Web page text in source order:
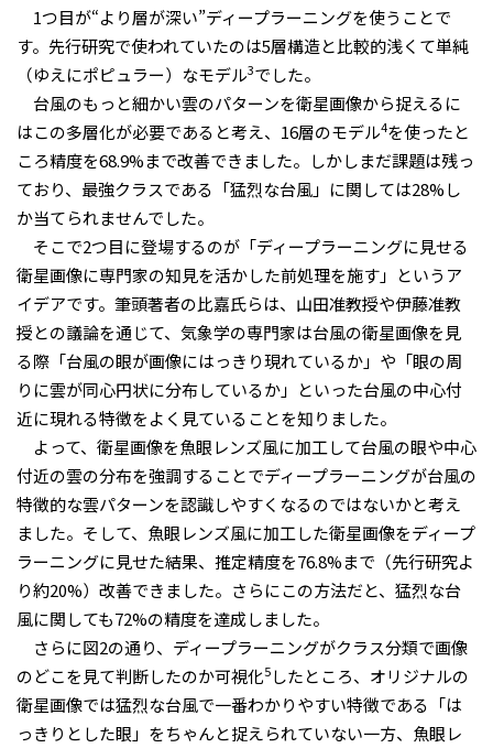
1つ目が“より層が深い”ディープラーニングを使うことで
す。先行研究で使われていたのは5層構造と比較的浅くて単純
（ゆえにポピュラー）なモデル3でした。
台風のもっと細かい雲のパターンを衛星画像から捉えるに
はこの多層化が必要であると考え、 16層のモデル4を使ったと
ころ精度を68.9%まで改善できました。しかしまだ課題は残っ
ており、最強クラスである「猛烈な台風」に関しては28%し
か当てられませんでした。
そこで2つ目に登場するのが「ディープラーニングに見せる
衛星画像に専門家の知見を活かした前処理を施す」というア
イデアです。筆頭著者の比嘉氏らは、山田准教授や伊藤准教
授との議論を通じて、気象学の専門家は台風の衛星画像を見
る際「台風の眼が画像にはっきり現れているか」や「眼の周
りに雲が同心円状に分布しているか」といった台風の中心付
近に現れる特徴をよく見ていることを知りました。
よって、衛星画像を魚眼レンズ風に加工して台風の眼や中心
付近の雲の分布を強調することでディープラーニングが台風の
特徴的な雲パターンを認識しやすくなるのではないかと考え
ました。そして、魚眼レンズ風に加工した衛星画像をディープ
ラーニングに見せた結果、推定精度を76.8%まで（先行研究よ
り約20%）改善できました。さらにこの方法だと、猛烈な台
風に関しても72%の精度を達成しました。
さらに図2の通り、ディープラーニングがクラス分類で画像
のどこを見て判断したのか可視化5したところ、オリジナルの
衛星画像では猛烈な台風で一番わかりやすい特徴である「は
っきりとした眼」をちゃんと捉えられていない一方、魚眼レ